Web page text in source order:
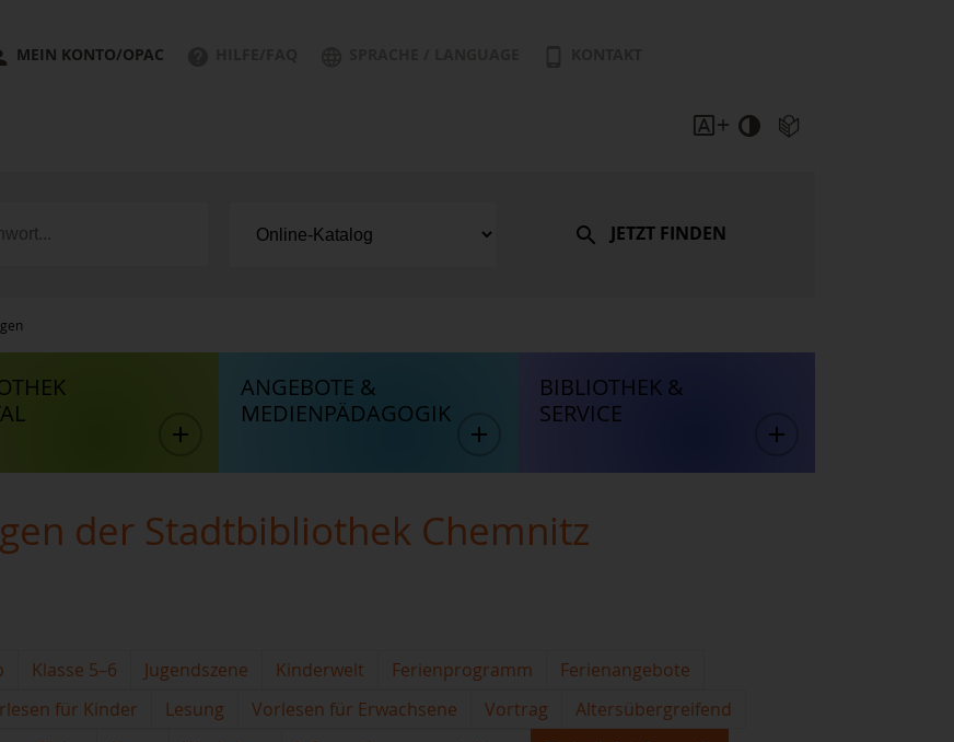
MEIN KONTO/OPAC
JETZT FINDEN
ANGEBOTE &
MEDIENPÄDAGOGIK
BIBLIOTHEK &
SERVICE
der Stadtbibliothek Chemnitz
Klasse 5–6 Jugendszene Kinderwelt Ferienprogramm
Ferienangebote
für Kinder Lesung Vorlesen für Erwachsene Vortrag
Altersübergreifend